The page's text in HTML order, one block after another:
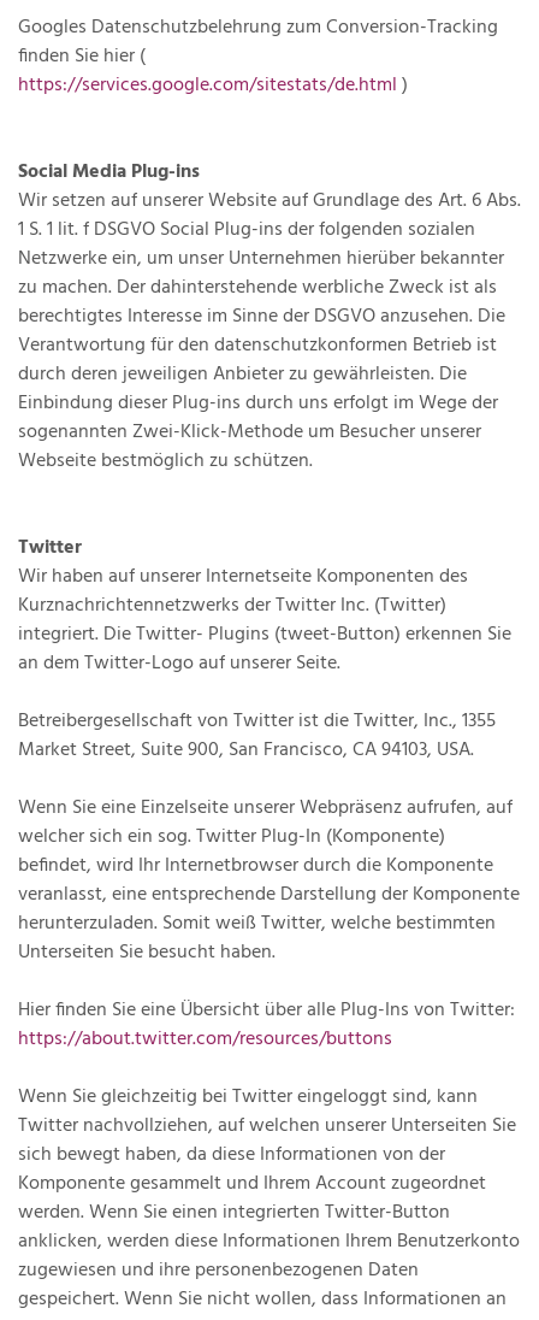
Googles Datenschutzbelehrung zum Conversion-Tracking
finden Sie hier (
https://services.google.com/sitestats/de.html)
Social Media Plug-ins
Wir setzen auf unserer Website auf Grundlage des Art. 6 Abs.
1 S. 1 lit. f DSGVO Social Plug-ins der folgenden sozialen
Netzwerke ein, um unser Unternehmen hierüber bekannter
zu machen. Der dahinterstehende werbliche Zweck ist als
berechtigtes Interesse im Sinne der DSGVO anzusehen. Die
Verantwortung für den datenschutzkonformen Betrieb ist
durch deren jeweiligen Anbieter zu gewährleisten. Die
Einbindung dieser Plug-ins durch uns erfolgt im Wege der
sogenannten Zwei-Klick-Methode um Besucher unserer
Webseite bestmöglich zu schützen.
Twitter
Wir haben auf unserer Internetseite Komponenten des
Kurznachrichtennetzwerks der Twitter Inc. (Twitter)
integriert. Die Twitter- Plugins (tweet-Button) erkennen Sie
an dem Twitter-Logo auf unserer Seite.
Betreibergesellschaft von Twitter ist die Twitter, Inc., 1355
Market Street, Suite 900, San Francisco, CA 94103, USA.
Wenn Sie eine Einzelseite unserer Webpräsenz aufrufen, auf
welcher sich ein sog. Twitter Plug-In (Komponente)
befindet, wird Ihr Internetbrowser durch die Komponente
veranlasst, eine entsprechende Darstellung der Komponente
herunterzuladen. Somit weiß Twitter, welche bestimmten
Unterseiten Sie besucht haben.
Hier finden Sie eine Übersicht über alle Plug-Ins von Twitter:
https://about.twitter.com/resources/buttons
Wenn Sie gleichzeitig bei Twitter eingeloggt sind, kann
Twitter nachvollziehen, auf welchen unserer Unterseiten Sie
sich bewegt haben, da diese Informationen von der
Komponente gesammelt und Ihrem Account zugeordnet
werden. Wenn Sie einen integrierten Twitter-Button
anklicken, werden diese Informationen Ihrem Benutzerkonto
zugewiesen und ihre personenbezogenen Daten
gespeichert. Wenn Sie nicht wollen, dass Informationen an